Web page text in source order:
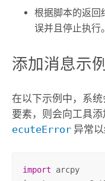
根据脚本的返回
误并且停止执行。
添加消息示例
在以下示例中，系
要素，则会向工具
ecuteError异常以
import arcpy